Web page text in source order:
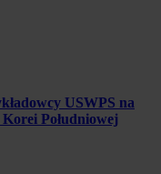
USWPS na
Południowej